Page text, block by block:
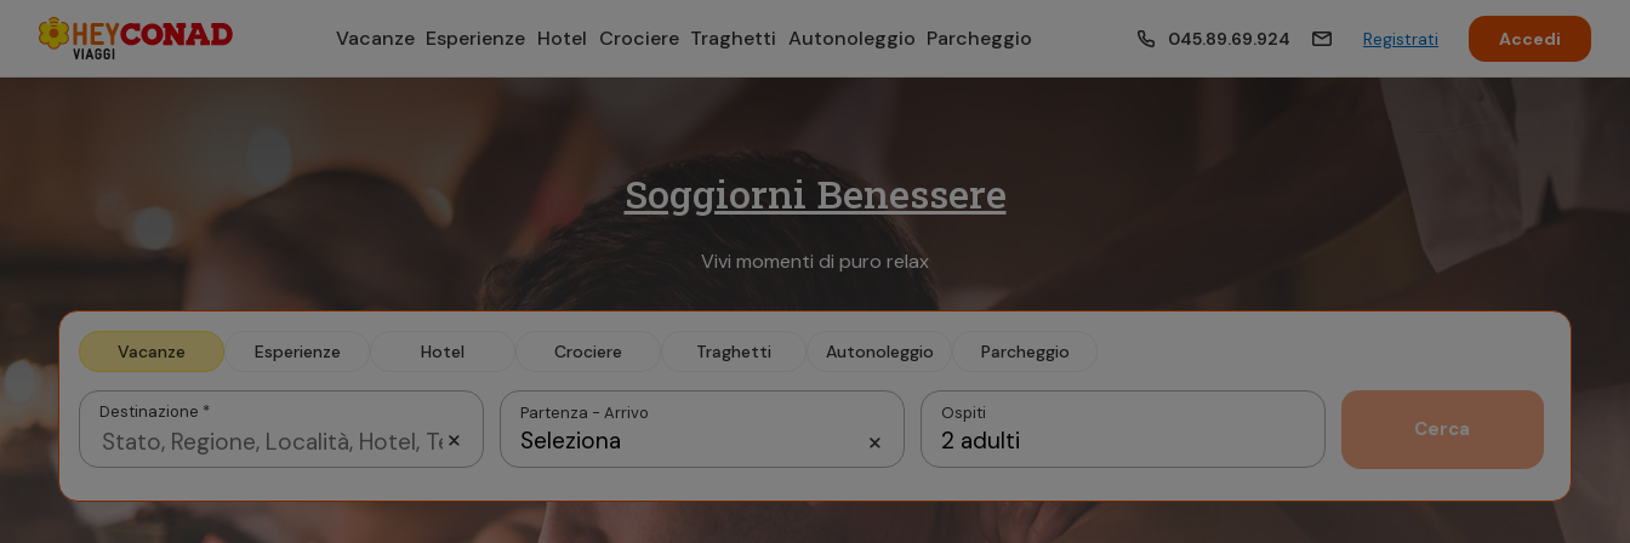
Vacanze Esperienze Hotel Crociere Traghetti Autonoleggio Parcheggio 045.89.69.924 Registrati Accedi
Soggiorni Benessere
Vivi momenti di puro relax
Vacanze Esperienze Hotel Crociere Traghetti Autonoleggio Parcheggio
Destinazione * Partenza - Arrivo
Seleziona
Agosto 2026 Settembre 2026
Ospiti
2 adulti
Camera 1
Cerca